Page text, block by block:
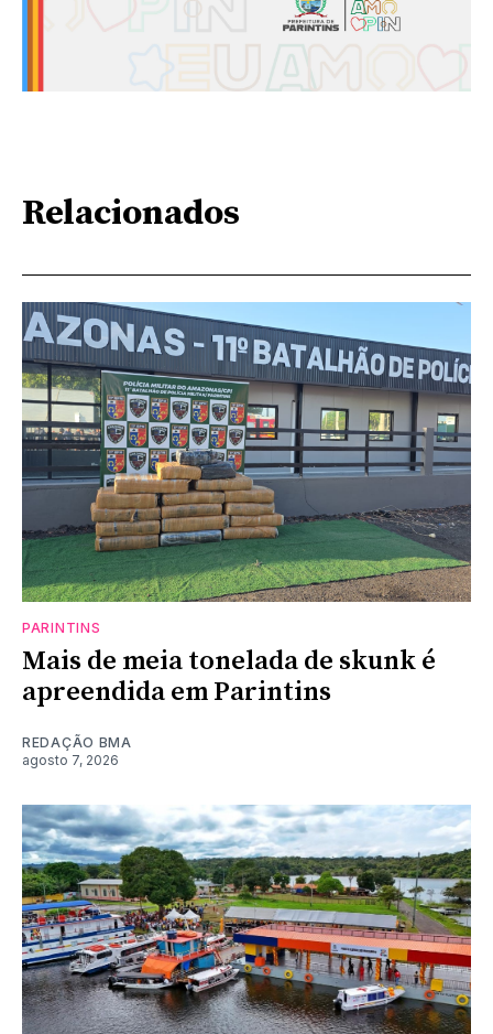
Relacionados
PARINTINS
Mais de meia tonelada de skunk é
apreendida em Parintins
REDAÇÃO BMA
agosto 7, 2026